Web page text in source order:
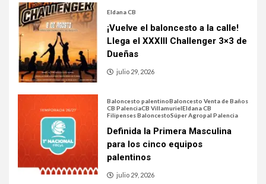
Eldana CB
¡Vuelve el baloncesto a la calle!
Llega el XXXIII Challenger 3×3 de
Dueñas
julio 29, 2026
Baloncesto palentinoBaloncesto Venta de Baños
CB PalenciaCB VillamurielEldana CB
Filipenses BaloncestoSúper Agropal Palencia
Definida la Primera Masculina
para los cinco equipos
palentinos
julio 29, 2026